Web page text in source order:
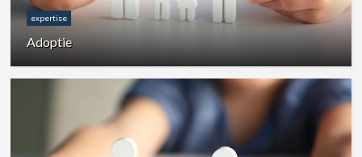
expertise
Adoptie